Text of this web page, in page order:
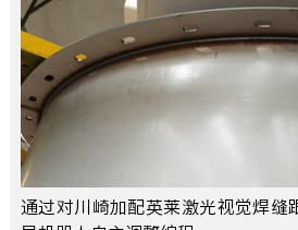
通过对川崎加配英莱激光视觉焊缝